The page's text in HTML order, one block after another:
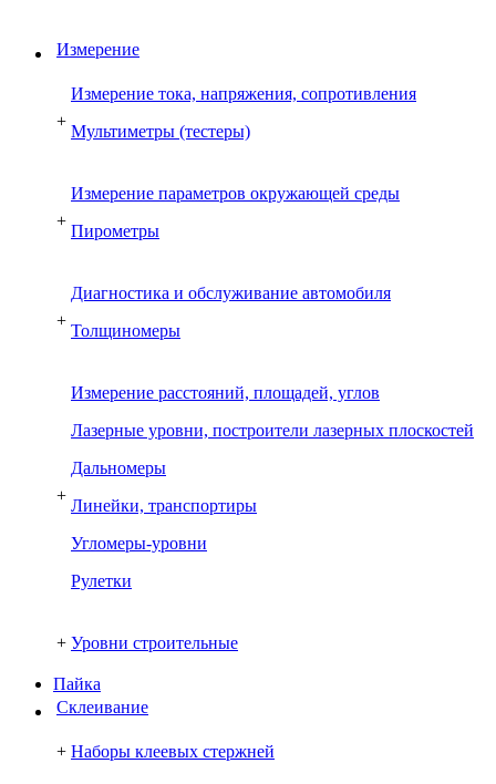
Измерение
+
Измерение тока, напряжения, сопротивления
Мультиметры (тестеры)
+
Измерение параметров окружающей среды
Пирометры
+
Диагностика и обслуживание автомобиля
Толщиномеры
+
Измерение расстояний, площадей, углов
Лазерные уровни, построители лазерных плоскостей
Дальномеры
Линейки, транспортиры
Угломеры-уровни
Рулетки
+ Уровни строительные
Пайка
Склеивание
+ Наборы клеевых стержней